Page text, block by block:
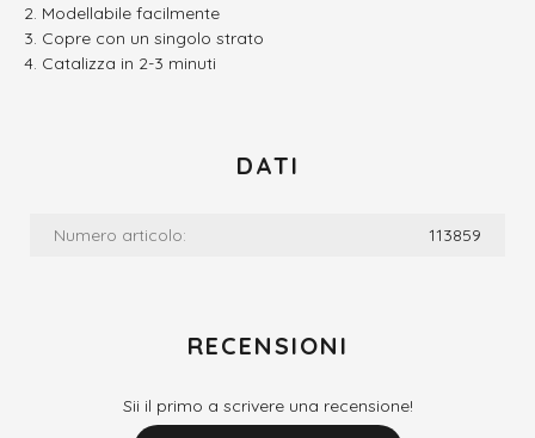
Modellabile facilmente
Copre con un singolo strato
Catalizza in 2-3 minuti
DATI
Numero articolo: 113859
RECENSIONI
Sii il primo a scrivere una recensione!